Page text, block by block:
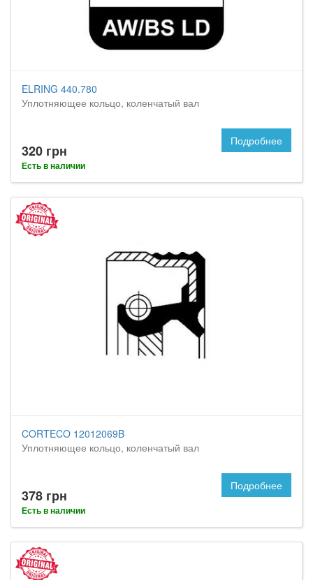
ELRING 440.780
Уплотняющее кольцо, коленчатый вал
320 грн
Есть в наличии
Подробнее
CORTECO 12012069B
Уплотняющее кольцо, коленчатый вал
378 грн
Есть в наличии
Подробнее